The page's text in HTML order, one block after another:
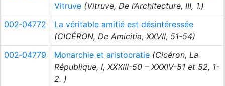
Vitruve (Vitruve, De l’Architecture, III, 1.)
002‑04772
La véritable amitié est désintéressée
(CICÉRON, De Amicitia, XXVII, 51-54)
002‑04779
Monarchie et aristocratie (Cicéron, La
République, I, XXXIII-50 – XXXIV-51 et 52, 1-
2. )